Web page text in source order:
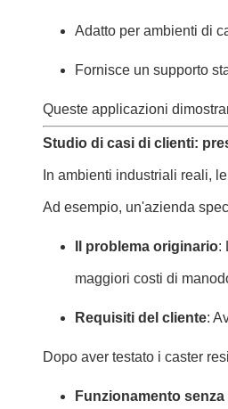
Adatto per ambienti di
Fornisce un supporto
Queste applicazioni
Studio di casi di clienti:
In ambienti industriali reali,
Ad esempio, un'azienda
Il problema originario:
maggiori costi di
Requisiti del cliente:
Dopo aver testato i caster
Funzionamento